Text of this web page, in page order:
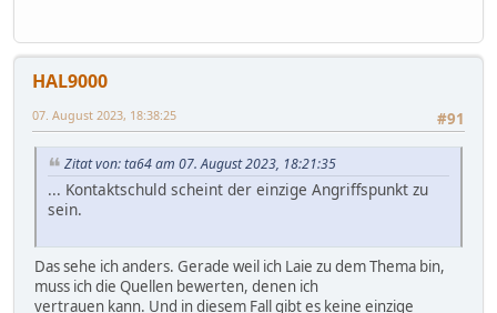
HAL9000
#91
07. August 2023, 18:38:25
Zitat von: ta64 am 07. August 2023, 18:21:35
... Kontaktschuld scheint der einzige Angriffspunkt zu
sein.
Das sehe ich anders. Gerade weil ich Laie zu dem Thema bin,
muss ich die Quellen bewerten, denen ich
vertrauen kann. Und in diesem Fall gibt es keine einzige